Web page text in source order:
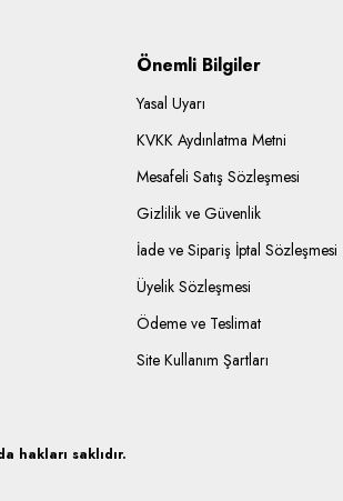
Önemli Bilgiler
Yasal Uyarı
KVKK Aydınlatma Metni
Mesafeli Satış Sözleşmesi
Gizlilik ve Güvenlik
İade ve Sipariş İptal Sözleşmesi
Üyelik Sözleşmesi
Ödeme ve Teslimat
Site Kullanım Şartları
hakları saklıdır.